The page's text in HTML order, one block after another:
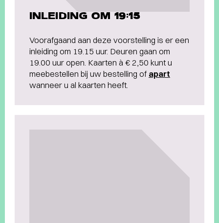
INLEIDING OM 19:15
Voorafgaand aan deze voorstelling is er een
inleiding om 19.15 uur. Deuren gaan om
19.00 uur open. Kaarten à € 2,50 kunt u
meebestellen bij uw bestelling of apart
wanneer u al kaarten heeft.